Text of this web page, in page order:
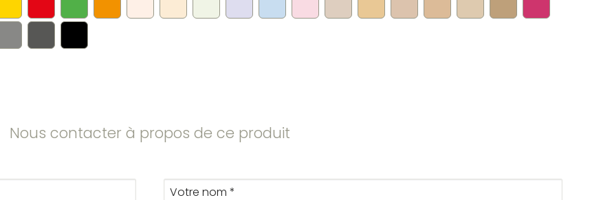
Nous contacter à propos de ce produit